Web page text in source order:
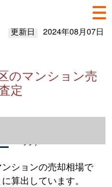
更新日 2024年08月07日
のマンション売
定
ションの売却相場で
算出しています。